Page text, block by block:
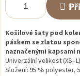
Košilové šaty pod
páskem se zlatou
naznačenými kapsami
Univerzální velikost
Složení: 95 % polyester,